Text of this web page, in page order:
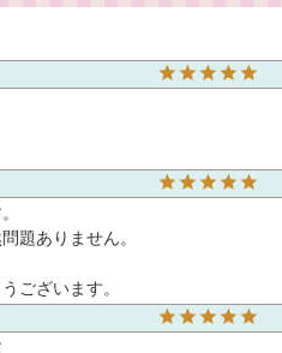
題ありません。
ございます。